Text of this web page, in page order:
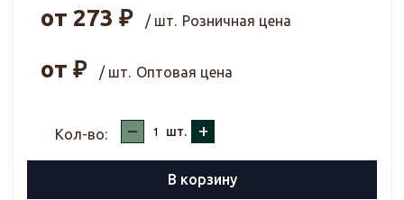
от 273 ₽ / шт. Розничная цена
от ₽ / шт. Оптовая цена
Кол-во: – шт. +
В корзину